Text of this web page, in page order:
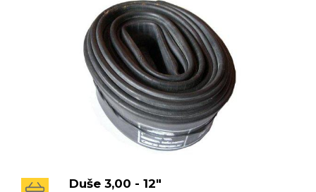
Duše 3,00 - 12"